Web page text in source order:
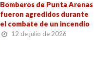
Bomberos de Punta Arenas
fueron agredidos durante
el combate de un incendio
12 de julio de 2026